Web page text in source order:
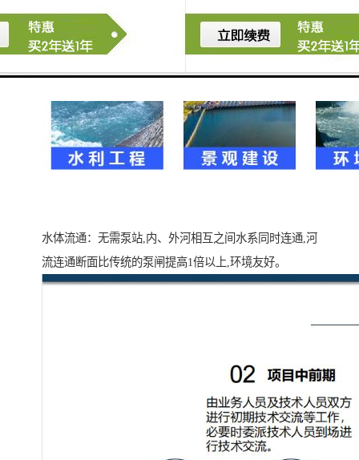
水体流通：无需泵站,内、外河相互之间水系同时连通,河
流连通断面比传统的泵闸提高1倍以上,环境友好。